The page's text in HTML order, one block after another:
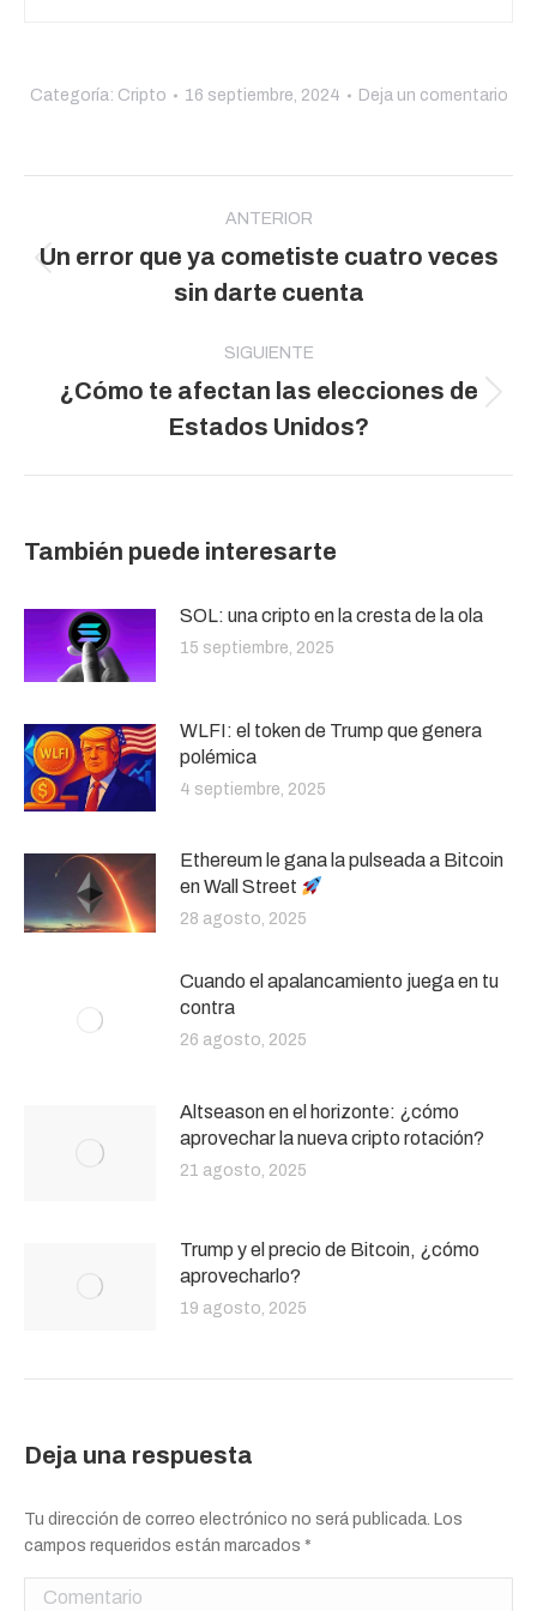
Categoría: Cripto 16 septiembre, 2024 Deja un comentario
publicaciones
ANTERIOR
Publicación
anterior:
Un error que ya cometiste cuatro veces
sin darte cuenta
SIGUIENTE
Publicación
siguiente:
¿Cómo te afectan las elecciones de
Estados Unidos?
También puede interesarte
SOL: una cripto en la cresta de la ola
15 septiembre, 2025
WLFI: el token de Trump que genera
polémica
4 septiembre, 2025
Ethereum le gana la pulseada a Bitcoin
en Wall Street
28 agosto, 2025
Cuando el apalancamiento juega en tu
contra
26 agosto, 2025
Altseason en el horizonte: ¿cómo
aprovechar la nueva cripto rotación?
21 agosto, 2025
Trump y el precio de Bitcoin, ¿cómo
aprovecharlo?
19 agosto, 2025
Deja una respuesta
Tu dirección de correo electrónico no será publicada. Los
campos requeridos están marcados *
Comentario